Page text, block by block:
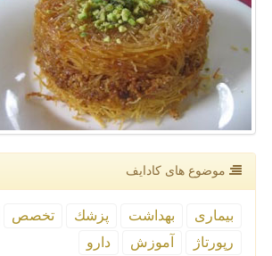
موضوع های كادایف
بیماری بهداشت پزشك تخصص
رپورتاژ
آموزش دارو